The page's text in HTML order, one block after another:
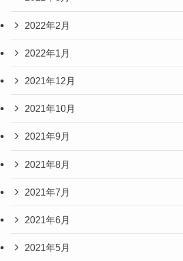
2022年2月
2022年1月
2021年12月
2021年10月
2021年9月
2021年8月
2021年7月
2021年6月
2021年5月